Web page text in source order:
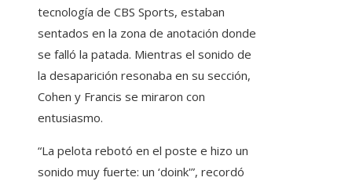
tecnología de CBS Sports, estaban
sentados en la zona de anotación donde
se falló la patada. Mientras el sonido de
la desaparición resonaba en su sección,
Cohen y Francis se miraron con
entusiasmo.
“La pelota rebotó en el poste e hizo un
sonido muy fuerte: un ‘doink'”, recordó